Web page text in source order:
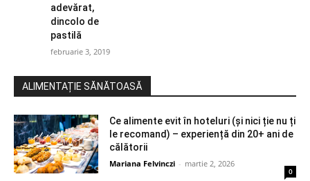
adevărat,
dincolo de
pastilă
februarie 3, 2019
ALIMENTAȚIE SĂNĂTOASĂ
Ce alimente evit în hoteluri (și nici ție nu ți
le recomand) – experiență din 20+ ani de
călătorii
Mariana Felvinczi - martie 2, 2026
0